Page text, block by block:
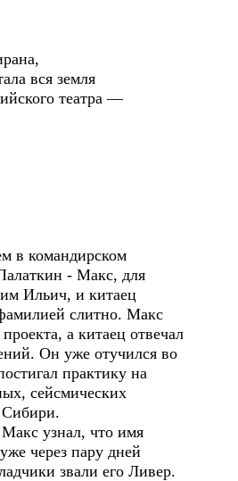
вся земля
театра —
командирском
- Макс, для
Ильич, и китаец
слитно. Макс
а китаец отвечал
Он уже отучился во
практику на
сейсмических
Сибири.
узнал, что имя
через пару дней
звали его Ливер.